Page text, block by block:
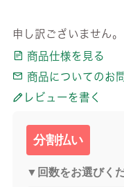
申し訳ございません
商品仕様を見る
商品についてのお
レビューを書く
分割払い
▼回数をお選びく